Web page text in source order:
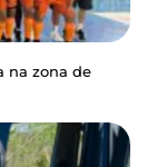
na zona de